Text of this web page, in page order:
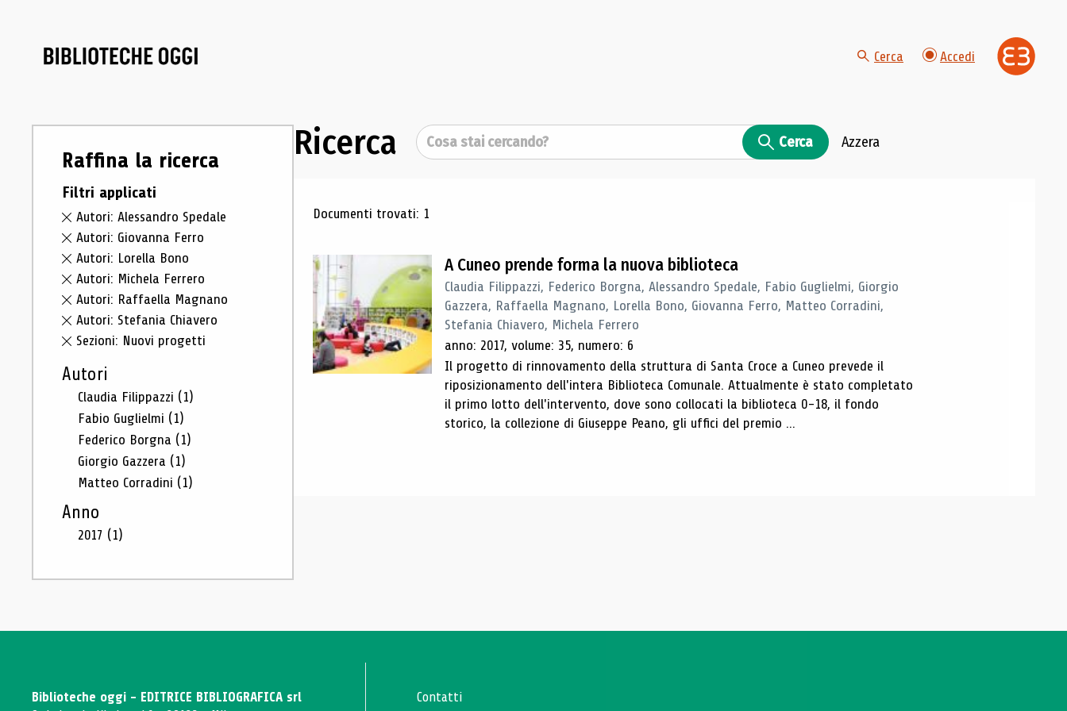
Cerca Accedi
Raffina la ricerca
Filtri applicati
Autori: Alessandro Spedale
Autori: Giovanna Ferro
Autori: Lorella Bono
Autori: Michela Ferrero
Autori: Raffaella Magnano
Autori: Stefania Chiavero
Sezioni: Nuovi progetti
Autori
Claudia Filippazzi (1)
Fabio Guglielmi (1)
Federico Borgna (1)
Giorgio Gazzera (1)
Matteo Corradini (1)
Anno
2017 (1)
Ricerca Cerca Cerca Azzera
Risultati di ricerca
Documenti trovati: 1
A Cuneo prende forma la nuova biblioteca
Claudia Filippazzi, Federico Borgna, Alessandro Spedale, Fabio Guglielmi, Giorgio
Gazzera, Raffaella Magnano, Lorella Bono, Giovanna Ferro, Matteo Corradini,
Stefania Chiavero, Michela Ferrero
anno: 2017, volume: 35, numero: 6
Il progetto di rinnovamento della struttura di Santa Croce a Cuneo prevede il
riposizionamento dell'intera Biblioteca Comunale. Attualmente è stato completato
il primo lotto dell'intervento, dove sono collocati la biblioteca 0-18, il fondo
storico, la collezione di Giuseppe Peano, gli uffici del premio ...
Biblioteche oggi - EDITRICE BIBLIOGRAFICA srl
Contatti